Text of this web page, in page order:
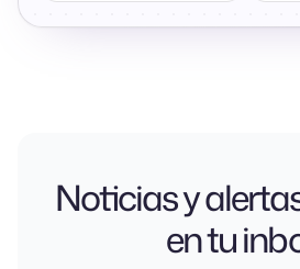
Noticias y
en tu